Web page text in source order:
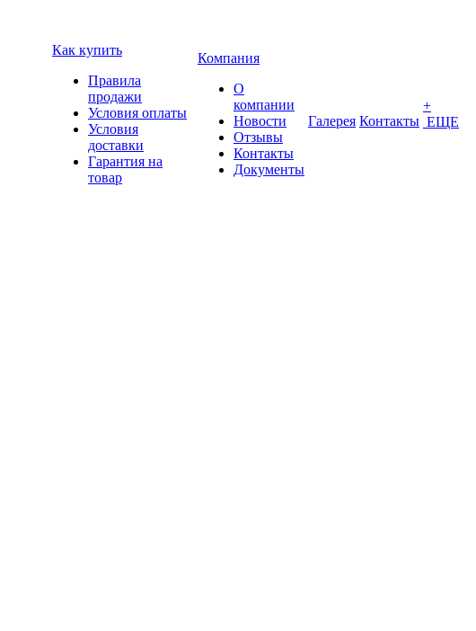
Как купить
Правила
продажи
Условия оплаты
Условия
доставки
Гарантия на
товар
Компания
О
компании
Новости
Отзывы
Контакты
Документы
Галерея Контакты
+
ЕЩЕ